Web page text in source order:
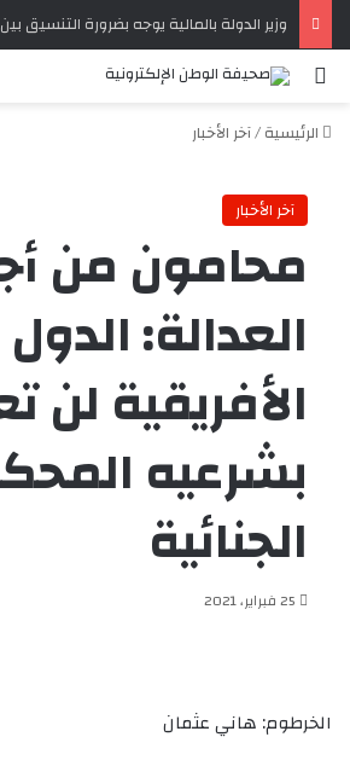
بحث عن
الرئيسية/آخر الأخبار
آخر الأخبار
محامون من
العدالة: الدول
الأفريقية لن
بشرعيه
الجنائية
25 فبراير، 2021
الخرطوم: هاني عثمان